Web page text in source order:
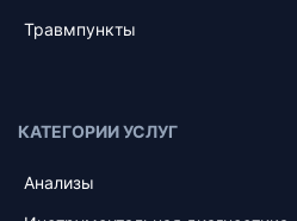
Травмпункты
КАТЕГОРИИ УСЛУГ
Анализы